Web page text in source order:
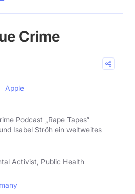
Crime
Apple
Podcast „Rape Tapes“
Isabel Ströh ein weltweites
Activist, Public Health